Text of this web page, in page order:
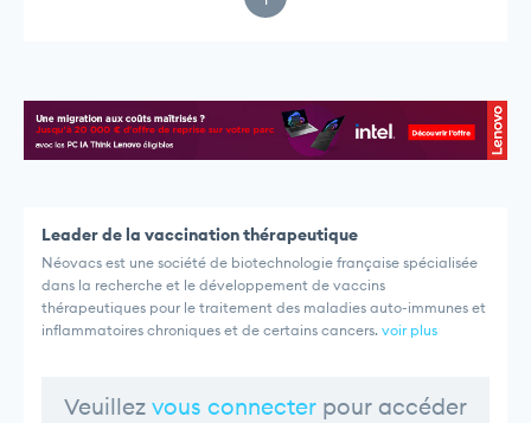
Leader de la vaccination thérapeutique
Néovacs est une société de biotechnologie française spécialisée
dans la recherche et le développement de vaccins
thérapeutiques pour le traitement des maladies auto-immunes et
inflammatoires chroniques et de certains cancers. voir plus
Veuillez vous connecter pour accéder